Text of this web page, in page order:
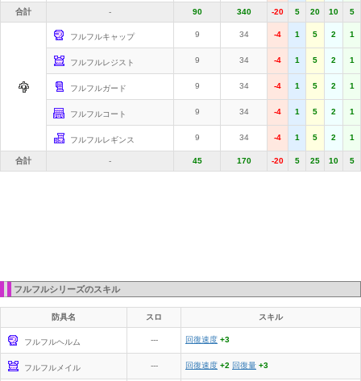
合計 - 90 340 -20 5 20 10 5
フルフルキャップ 9 34 -4 1 5 2 1
フルフルレジスト 9 34 -4 1 5 2 1
フルフルガード 9 34 -4 1 5 2 1
フルフルコート 9 34 -4 1 5 2 1
フルフルレギンス 9 34 -4 1 5 2 1
合計 - 45 170 -20 5 25 10 5
フルフルシリーズのスキル
防具名 スロ スキル
フルフルヘルム --- 回復速度 +3
フルフルメイル --- 回復速度 +2 回復量 +3